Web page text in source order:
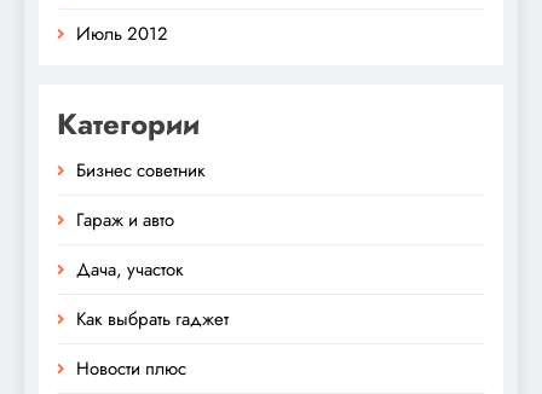
Июль 2012
Категории
Бизнес советник
Гараж и авто
Дача, участок
Как выбрать гаджет
Новости плюс